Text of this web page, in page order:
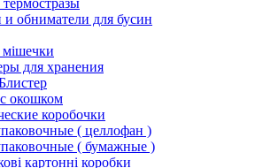
обниматели для бусин
мішечки
для хранения
окошком
коробочки
( целлофан )
( бумажные )
картонні коробки